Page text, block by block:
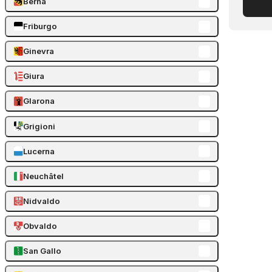
Friburgo
Ginevra
Giura
Glarona
Grigioni
Lucerna
Neuchâtel
Nidvaldo
Obvaldo
San Gallo